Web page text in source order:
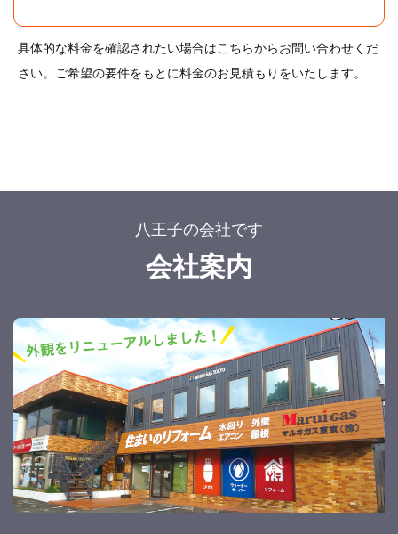
具体的な料金を確認されたい場合はこちらからお問い合わせくだ
さい。ご希望の要件をもとに料金のお見積もりをいたします。
八王子の会社です
会社案内